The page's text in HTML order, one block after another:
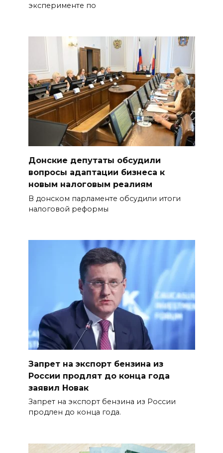
эксперименте по
Донские депутаты обсудили
вопросы адаптации бизнеса к
новым налоговым реалиям
В донском парламенте обсудили итоги
налоговой реформы
Запрет на экспорт бензина из
России продлят до конца года
заявил Новак
Запрет на экспорт бензина из России
продлен до конца года.